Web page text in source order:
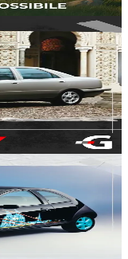
con il cuore
le serie speciali